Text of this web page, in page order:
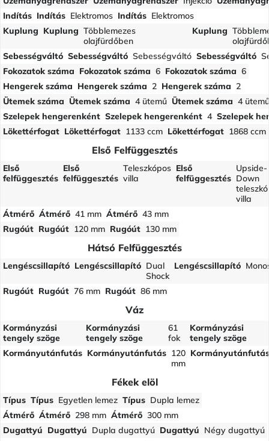
Indítás Indítás Elektromos Indítás Elektromos
Kuplung Kuplung Többlemezes
olajfürdőben
Kuplung
Sebességváltó Sebességváltó Sebességváltó Sebességváltó
Fokozatok száma Fokozatok száma 6 Fokozatok száma 6
Hengerek száma Hengerek száma 2 Hengerek száma 2
Ütemek száma Ütemek száma 4 ütemű Ütemek száma 4 ütemű
Szelepek hengerenként Szelepek hengerenként 4 Szelepek
Lökettérfogat Lökettérfogat 1133 ccm Lökettérfogat 1868 ccm
Első Felfüggesztés
Első
felfüggesztés
Első
felfüggesztés
Teleszkópos
villa
Első
felfüggesztés
Upside-
Down
villa
Átmérő Átmérő 41 mm Átmérő 43 mm
Rugóút Rugóút 120 mm Rugóút 130 mm
Hátsó Felfüggesztés
Lengéscsillapító Lengéscsillapító Dual
Shock
Lengéscsillapító
Rugóút Rugóút 76 mm Rugóút 86 mm
Váz
Kormányzási
tengely szöge
Kormányzási
tengely szöge
61
fok
Kormányzási
tengely szöge
Kormányutánfutás Kormányutánfutás 120
mm
Kormányutánfutás
Fékek elöl
Típus Típus Egyetlen lemez Típus Dupla lemez
Átmérő Átmérő 298 mm Átmérő 300 mm
Dugattyú Dugattyú Dupla dugattyú Dugattyú Négy dugattyú